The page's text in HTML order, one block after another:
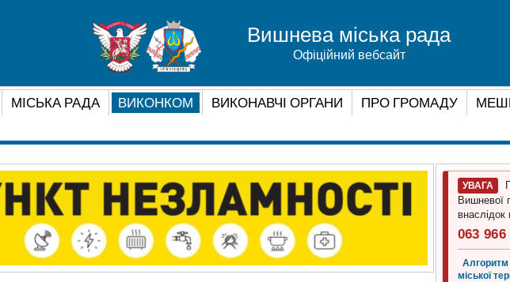
МІСЬКА РАДА ВИКОНКОМ ВИКОНАВЧІ ОРГАНИ ПРО ГРОМАДУ
Вишнева міська рада
Офіційний вебсайт
УВАГА
Вишневої
внаслідок
063 966
Алгоритм
міської